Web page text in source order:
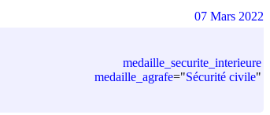
medaille_securite_interieure
medaille_agrafe="Sécurité civile"
07 Mars 2022